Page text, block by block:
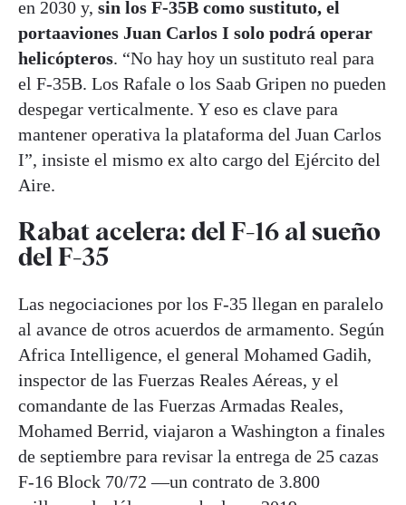
en 2030 y, sin los F-35B como sustituto, el
portaaviones Juan Carlos I solo podrá operar
helicópteros. “No hay hoy un sustituto real para
el F-35B. Los Rafale o los Saab Gripen no pueden
despegar verticalmente. Y eso es clave para
mantener operativa la plataforma del Juan Carlos
I”, insiste el mismo ex alto cargo del Ejército del
Aire.
Rabat acelera: del F-16 al sueño
del F-35
Las negociaciones por los F-35 llegan en paralelo
al avance de otros acuerdos de armamento. Según
Africa Intelligence, el general Mohamed Gadih,
inspector de las Fuerzas Reales Aéreas, y el
comandante de las Fuerzas Armadas Reales,
Mohamed Berrid, viajaron a Washington a finales
de septiembre para revisar la entrega de 25 cazas
F-16 Block 70/72 —un contrato de 3.800